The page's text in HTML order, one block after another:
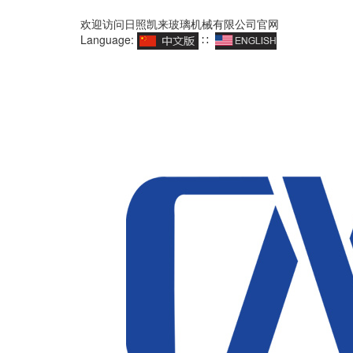
欢迎访问日照凯来玻璃机械有限公司官网
Language:
∷